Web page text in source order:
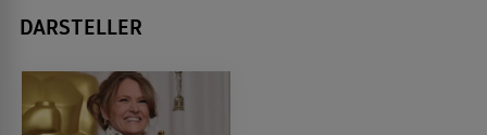
DARSTELLER